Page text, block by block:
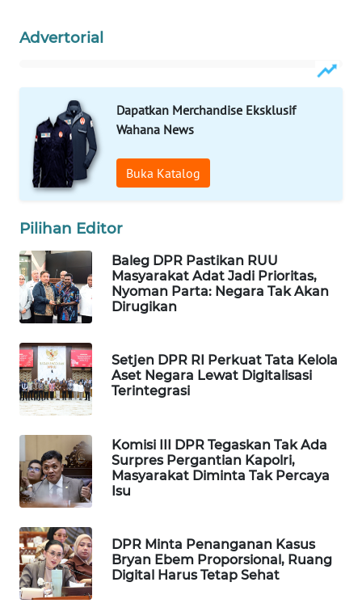
Advertorial
Dapatkan Merchandise Eksklusif
Wahana News
Buka Katalog
Pilihan Editor
Baleg DPR Pastikan RUU
Masyarakat Adat Jadi Prioritas,
Nyoman Parta: Negara Tak Akan
Dirugikan
Setjen DPR RI Perkuat Tata Kelola
Aset Negara Lewat Digitalisasi
Terintegrasi
Komisi III DPR Tegaskan Tak Ada
Surpres Pergantian Kapolri,
Masyarakat Diminta Tak Percaya
Isu
DPR Minta Penanganan Kasus
Bryan Ebem Proporsional, Ruang
Digital Harus Tetap Sehat
WAHANA
WAHANA
PERSONA
WAHANA
OTOMOTIF
HEALTH
WAHANA
DESA
WISATA
LAPAK
WAHANA
Wahana
KONSUMEN
LISTRIK
MASYARAKAT
KELISTRIKAN
WALINKI
ID